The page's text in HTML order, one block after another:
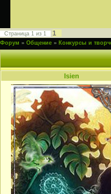
Страница 1 из 1 1
Форум » Общение » Конкурсы и
Isien